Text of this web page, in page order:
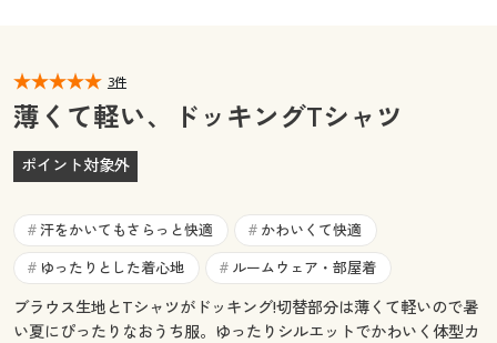
マイページ
閲覧履歴
お気に入り
サポート
ご利用ガイド
閲覧履歴
ご利用ガイド
よくある質問とお問い合わせ
3件
薄くて軽い、ドッキングTシャツ
ポイント対象外
# 汗をかいてもさらっと快適 # かわいくて快適
# ゆったりとした着心地 # ルームウェア・部屋着
ブラウス生地とTシャツがドッキング!切替部分は薄くて軽いので暑
い夏にぴったりなおうち服。ゆったりシルエットでかわいく体型カ